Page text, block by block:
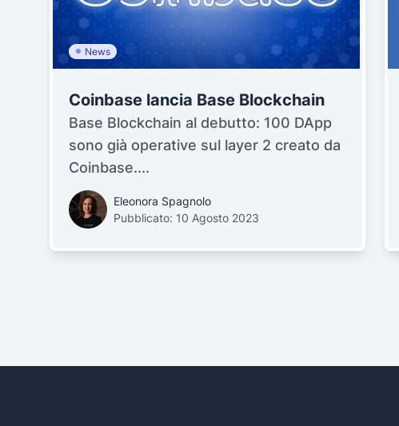
News
Coinbase lancia Base Blockchain
Base Blockchain al debutto: 100 DApp
sono già operative sul layer 2 creato da
Coinbase....
Eleonora Spagnolo
Pubblicato: 10 Agosto 2023